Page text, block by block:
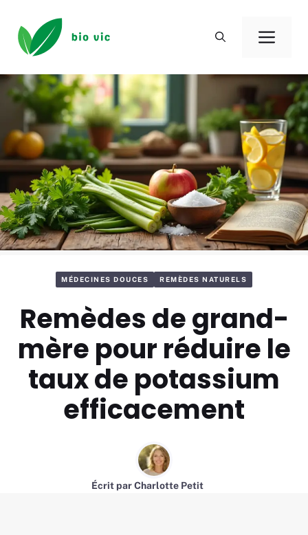
contenu
MÉDECINES DOUCES REMÈDES NATURELS
Remèdes de grand-
mère pour réduire le
taux de potassium
efficacement
Écrit parCharlotte Petit